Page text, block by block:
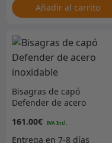
Añadir al carrito
Bisagras de capó
Defender de acero
161.00€